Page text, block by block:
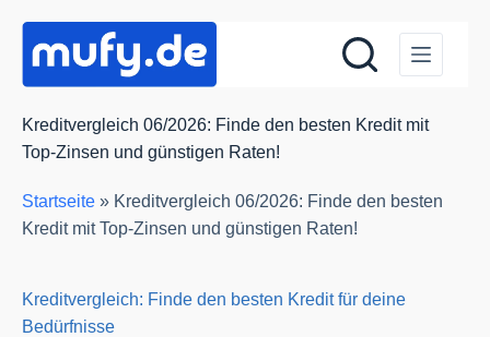
Inhalt
springen
Kreditvergleich 06/2026: Finde den besten Kredit mit
Top-Zinsen und günstigen Raten!
Startseite » Kreditvergleich 06/2026: Finde den besten
Kredit mit Top-Zinsen und günstigen Raten!
Kreditvergleich: Finde den besten Kredit für deine
Bedürfnisse